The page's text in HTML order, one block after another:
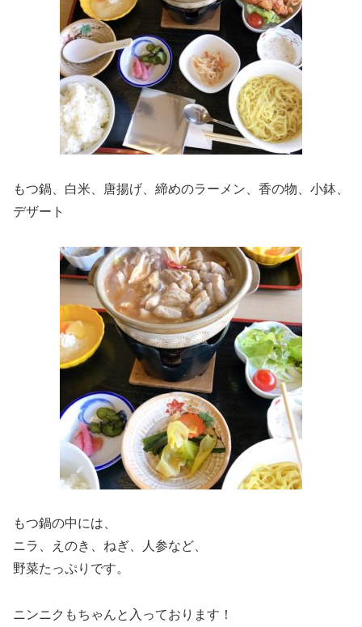
もつ鍋、白米、唐揚げ、締めのラーメン、香の物、小鉢、
デザート
もつ鍋の中には、
ニラ、えのき、ねぎ、人参など、
野菜たっぷりです。
ニンニクもちゃんと入っております！